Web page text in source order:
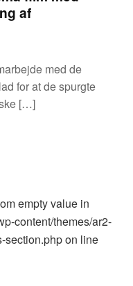
af
med de
for at de spurgte
[…]
empty value in
content/themes/ar2-
section.phpon line